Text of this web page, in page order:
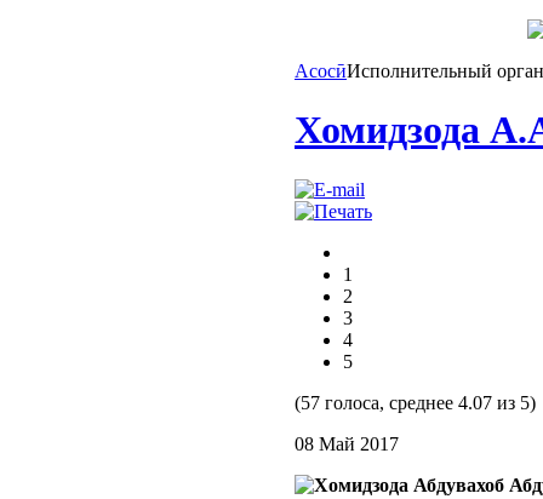
АсосӣИсполнительный орган
Хомидзода
1
2
3
4
5
(57 голоса, среднее 4.07 из 5)
08 Май 2017